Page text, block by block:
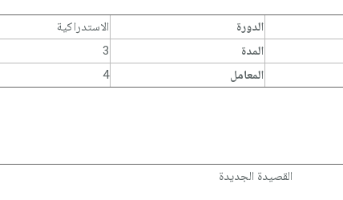
الدورة
الاستدراكية
المدة
3
المعامل 4
القصيدة الجديدة